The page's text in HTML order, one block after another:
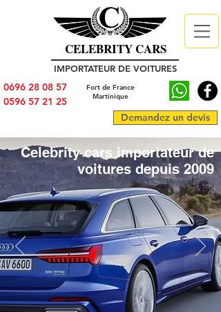
CELEBRITY CARS
IMPORTATEUR DE VOITURES
0596 57 21 25
Fort de France
Martinique
0696 28 08 57
Demandez un devis
Celebrity cars importateur de
voitures depuis 2009